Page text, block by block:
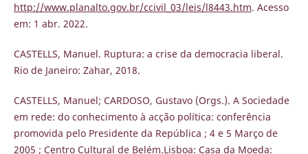
http://www.planalto.gov.br/ccivil_03/leis/l8443.htm. Acesso
em: 1 abr. 2022.
CASTELLS, Manuel. Ruptura: a crise da democracia liberal.
Rio de Janeiro: Zahar, 2018.
CASTELLS, Manuel; CARDOSO, Gustavo (Orgs.). A Sociedade
em rede: do conhecimento à acção política: conferência
promovida pelo Presidente da República ; 4 e 5 Março de
2005 ; Centro Cultural de Belém.Lisboa: Casa da Moeda: